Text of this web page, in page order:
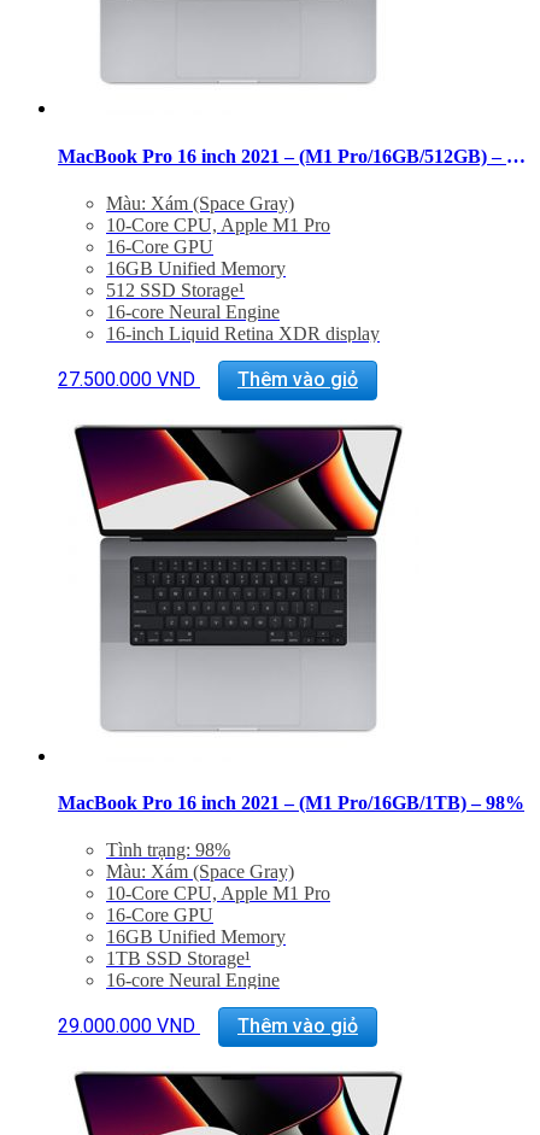
MacBook Pro 16 inch 2021 – (M1 Pro/16GB/512GB) – 99%
Màu: Xám (Space Gray)
10-Core CPU, Apple M1 Pro
16-Core GPU
16GB Unified Memory
512 SSD Storage¹
16-core Neural Engine
16-inch Liquid Retina XDR display
slot, MagSafe 3 port
Magic Keyboard with Touch ID
Force Touch trackpad
140W USB-C Power Adapter
Tình trạng: Mới 99%
Bảo hành 6 tháng
27.500.000 VND Thêm vào giỏ
MacBook Pro 16 inch 2021 – (M1 Pro/16GB/1TB) – 98%
Tình trạng: 98%
Màu: Xám (Space Gray)
10-Core CPU, Apple M1 Pro
16-Core GPU
16GB Unified Memory
1TB SSD Storage¹
16-core Neural Engine
16-inch Liquid Retina XDR display
Three Thunderbolt 4 ports, HDMI port, SDXC card
slot, MagSafe 3 port
Magic Keyboard with Touch ID
Force Touch trackpad
140W USB-C Power Adapter
29.000.000 VND Thêm vào giỏ